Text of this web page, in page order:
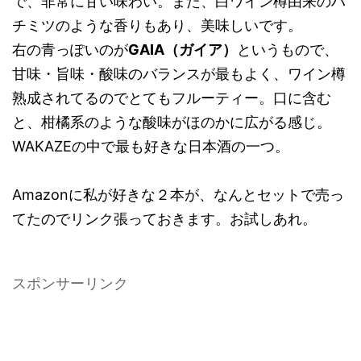
チミツのような香りもあり、美味しいです。
右の青っぽいのがGAIA（ガイア）
というもので、
甘味・旨味・酸味のバランスが最もよく、ワイン樽
熟成されてるのでとてもフルーティー。口に含む
と、柑橘系のような酸味がほのかに広がる感じ。
WAKAZEの中で最も好きな日本酒の一つ。
Amazonに私が好きな２本が、なんとセットで売っ
てたのでリンク張っておきます。お試しあれ。
スポンサーリンク